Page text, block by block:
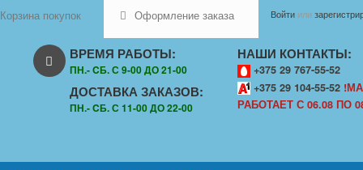
Корзина покупок Оформление заказа Войти или
ВРЕМЯ РАБОТЫ:
ПН.- CБ. С 9-00 ДО 21-00
ДОСТАВКА ЗАКАЗОВ:
ПН.- CБ. С 11-00 ДО 22-00
НАШИ КОНТАКТЫ:
+375 29 767-55-52
+375 29 104-55-52
РАБОТАЕТ С 06.08 ПО